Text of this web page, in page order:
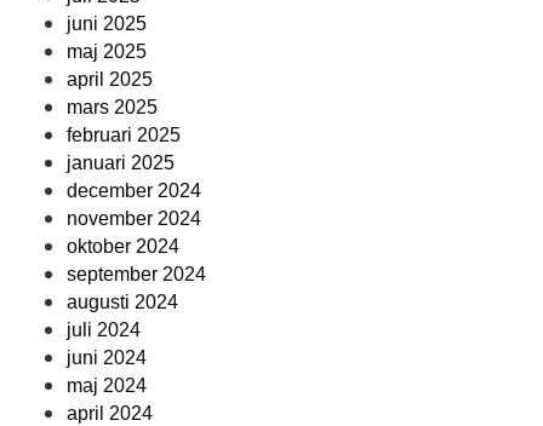
juni 2025
maj 2025
april 2025
mars 2025
februari 2025
januari 2025
december 2024
november 2024
oktober 2024
september 2024
augusti 2024
juli 2024
juni 2024
maj 2024
april 2024